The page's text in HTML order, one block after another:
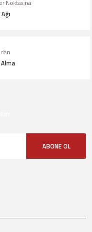
Noktasına
ABONE OL